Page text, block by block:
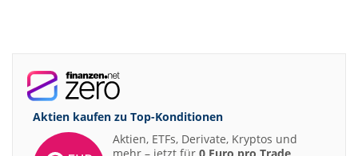
Aktien kaufen zu Top-Konditionen
Aktien, ETFs, Derivate, Kryptos und